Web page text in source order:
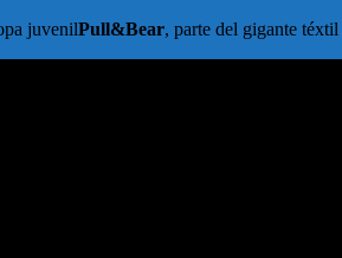
juvenilPull&Bear, parte del gigante